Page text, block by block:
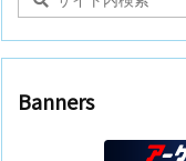
Banners